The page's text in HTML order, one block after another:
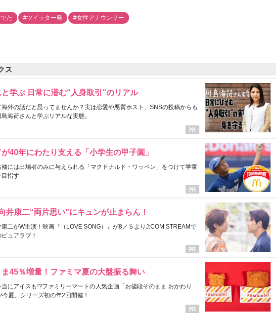
た #ツイッター発 #女性アナウンサー
ス
学ぶ 日常に潜む“人身取引”のリアル
海外の話だと思ってませんか？実は恋愛や悪質ホスト、SNSの投稿からも
海荷さんと学ぶリアルな実態。
40年にわたり支える「小学生の甲子園」
には出場者のみに与えられる「マクドナルド・ワッペン」をつけて学童
目指す
井康二“両片思い”にキュンが止まらん！
二がW主演！映画『（LOVE SONG）』が8／５よりJ:COM STREAMで
ュアラブ！
45％増量！ファミマ夏の大盤振る舞い
にアイスも!?ファミリーマートの人気企画「お値段そのまま おかわり
夏、シリーズ初の年2回開催！